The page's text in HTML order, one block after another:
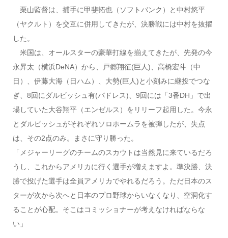
栗山監督は、捕手に甲斐拓也（ソフトバンク）と中村悠平
（ヤクルト）を交互に併用してきたが、決勝戦には中村を抜擢
した。
米国は、オールスターの豪華打線を揃えてきたが、先発の今
永昇太（横浜DeNA）から、戸郷翔征(巨人)、高橋宏斗（中
日）、伊藤大海（日ハム）、大勢(巨人)と小刻みに継投でつな
ぎ、8回にダルビッシュ有(パドレス)、9回には「3番DH」で出
場していた大谷翔平（エンゼルス）をリリーフ起用した。今永
とダルビッシュがそれぞれソロホームラを被弾したが、失点
は、その2点のみ。まさに守り勝った。
「メジャーリーグのチームのスカウトは当然見に来ているだろ
うし、これからアメリカに行く選手が増えますよ。準決勝、決
勝で投げた選手は全員アメリカでやれるだろう。ただ日本のス
ターが次から次へと日本のプロ野球からいなくなり、空洞化す
ることが心配。そこはコミッショナーが考えなければならな
い」